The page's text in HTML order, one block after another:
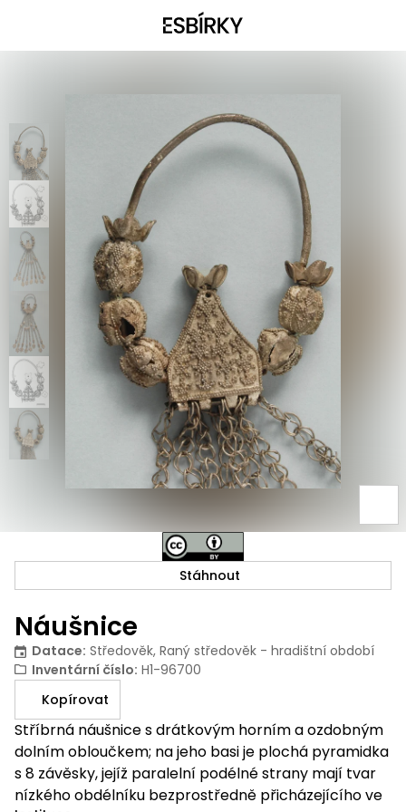
Náušnice
Datace: Středověk, Raný středověk - hradištní období
Inventární číslo: H1-96700
Kopírovat
Stříbrná náušnice s drátkovým horním a ozdobným
dolním obloučkem; na jeho basi je plochá pyramidka
s 8 závěsky, jejíž paralelní podélné strany mají tvar
nízkého obdélníku bezprostředně přicházejícího ve
Stáhnout